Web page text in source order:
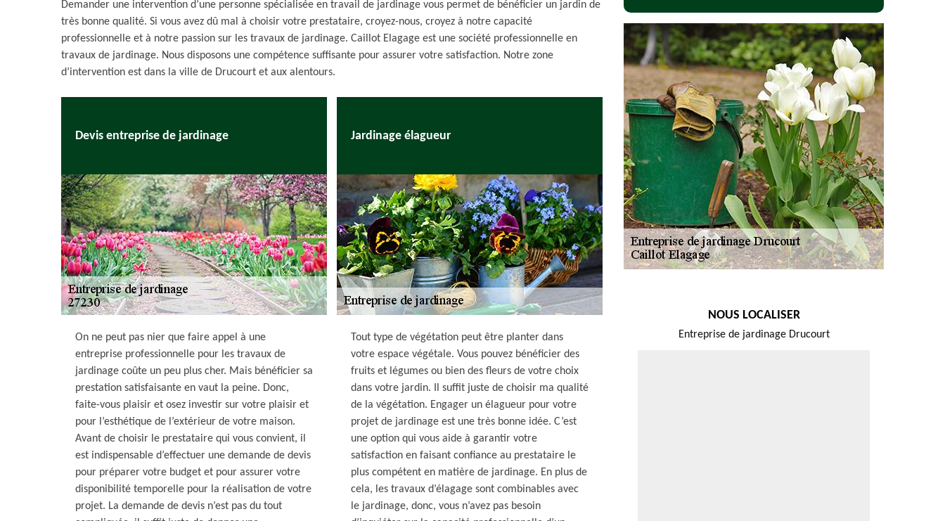
Demander une intervention d’une personne spécialisée en travail de jardinage vous permet de bénéficier un jardin de
très bonne qualité. Si vous avez dû mal à choisir votre prestataire, croyez-nous, croyez à notre capacité
professionnelle et à notre passion sur les travaux de jardinage. Caillot Elagage est une société professionnelle en
travaux de jardinage. Nous disposons une compétence suffisante pour assurer votre satisfaction. Notre zone
d’intervention est dans la ville de Drucourt et aux alentours.
Devis entreprise de jardinage
On ne peut pas nier que faire appel à une
entreprise professionnelle pour les travaux de
jardinage coûte un peu plus cher. Mais bénéficier sa
prestation satisfaisante en vaut la peine. Donc,
faite-vous plaisir et osez investir sur votre plaisir et
pour l’esthétique de l’extérieur de votre maison.
Avant de choisir le prestataire qui vous convient, il
est indispensable d’effectuer une demande de devis
pour préparer votre budget et pour assurer votre
disponibilité temporelle pour la réalisation de votre
projet. La demande de devis n’est pas du tout
Jardinage élagueur
Tout type de végétation peut être planter dans
votre espace végétale. Vous pouvez bénéficier des
fruits et légumes ou bien des fleurs de votre choix
dans votre jardin. Il suffit juste de choisir ma qualité
de la végétation. Engager un élagueur pour votre
projet de jardinage est une très bonne idée. C’est
une option qui vous aide à garantir votre
satisfaction en faisant confiance au prestataire le
plus compétent en matière de jardinage. En plus de
cela, les travaux d’élagage sont combinables avec
le jardinage, donc, vous n’avez pas besoin
NOUS LOCALISER
Entreprise de jardinage Drucourt